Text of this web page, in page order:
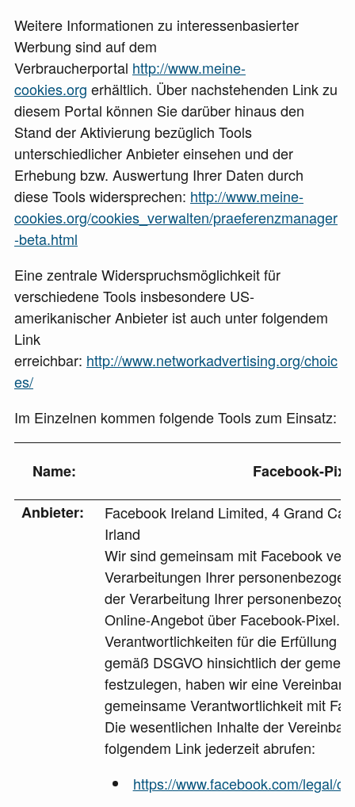
Weitere Informationen zu interessenbasierter
Werbung sind auf dem
Verbraucherportal http://www.meine-
cookies.org erhältlich. Über nachstehenden Link zu
diesem Portal können Sie darüber hinaus den
Stand der Aktivierung bezüglich Tools
unterschiedlicher Anbieter einsehen und der
Erhebung bzw. Auswertung Ihrer Daten durch
diese Tools widersprechen: http://www.meine-
cookies.org/cookies_verwalten/praeferenzmanager
-beta.html
Eine zentrale Widerspruchsmöglichkeit für
verschiedene Tools insbesondere US-
amerikanischer Anbieter ist auch unter folgendem
Link
erreichbar: http://www.networkadvertising.org/choic
es/
Im Einzelnen kommen folgende Tools zum Einsatz:
Name:
Facebook-
Anbieter:
Facebook Ireland Limited, 4 Grand
Irland
Wir sind gemeinsam mit Facebook
Verarbeitungen Ihrer
der Verarbeitung Ihrer
Online-Angebot über Facebook-Pixel.
Verantwortlichkeiten für die Erfüllung
gemäß DSGVO hinsichtlich der
festzulegen, haben wir eine
gemeinsame Verantwortlichkeit mit
Die wesentlichen Inhalte der
folgendem Link jederzeit abrufen:
https://www.facebook.com/legal/